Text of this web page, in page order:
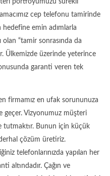
portföyümüzü sürekli
cep telefonu tamirinde
emin adımlarla
olan “tamir sonrasında da
Ülkemizde üzerinde yeterince
garanti veren tek
firmamız en ufak sorununuza
geçer. Vizyonumuz müşteri
tutmaktır. Bunun için küçük
çözüm üretiriz.
telefonlarınızda yapılan her
altındadır. Çağın ve